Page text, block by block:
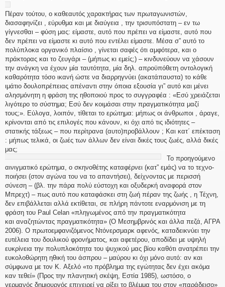
Πέραν τούτου, ο καθεαυτός χαρακτήρας των πρωταγωνιστών,
διασαφηνίζει , εύρυθμα και με διαύγεια , την τρισυπόστατη – εν τω
γίγνεσθαι – φύση μας: είμαστε, αυτό που πρέπει να είμαστε, αυτό που
δεν πρέπει να είμαστε κι αυτό που εντέλει είμαστε. Μέσα σ” αυτό το
πολύπλοκα οργανικό πλαίσιο , γίνεται σαφές ότι αμφότερα, και ο
πράκτορας και το ζευγάρι – (μήπως κι εμείς;) – κινδυνεύουν να χάσουν
την ανάγκη να έχουν μία ταυτότητα, μία δηλ. απροϋπόθετη οντολογική
καθαρότητα τόσο ικανή ώστε να διαρρηγνύει (ακατάπαυστα) το κάθε
ιμάτιο δουλοπρέπειας απέναντι στην όποια εξουσία γι” αυτό και μένει
αλησμόνητη η φράση της ηθοποιού προς το συγγραφέα : «Εσύ χρειάζεται
λιγότερο το σύστημα; Εσύ δεν κοιμάσαι στην πραγματικότητα μαζί
τους;». Εύλογα, λοιπόν, τίθεται το ερώτημα: μήπως οι άνθρωποι , άραγε,
κρίνονται από τις επιλογές που κάνουν, κι όχι από τις ιδιότητες –
στατικής τάξεως – που περίτρανα (αυτο)προβάλλουν ; Και κατ΄ επέκταση
: μήπως τελικά, οι ζωές των άλλων δεν είναι δικές τους ζωές, αλλά δικές
μας;
Το προηγούμενο
αινιγματικό ερώτημα, ο σκηνοθέτης καταφέρνει (κατ” εμάς) να το τεχνο-
ποιήσει (στον αγώνα του να το απαντήσει), δείχνοντας με περισσή
σύνεση – (βλ. την πάρα πολύ εύστοχη και οξυδερκή αναφορά στον
Μπρεχτ) – πως αυτό που καταφάσκει στη ζωή πέραν της ζωής , η Τέχνη,
δεν επιβάλλεται αλλά εκτίθεται, σε πλήρη πάντοτε εναρμόνιση με τη
φράση του Paul Celan «πληγωμένος από την πραγματικότητα
και αναζητώντας πραγματικότητα» (Ο Μεσημβρινός και άλλα πεζά, ΑΓΡΑ
2006). Ο πρωτοεμφανιζόμενος Ντόνερσμαρκ αφενός, καταδεικνύει την
ευτέλεια του δουλικού φρονήματος, και αφετέρου, αποδίδει με υψηλή
ευκρίνεια την πολυπλοκότητα του ψυχικού μας βίου καθότι ανατρέπει την
ευκολοθώρητη ηθική του άσπρου – μαύρου κι όχι μόνο αυτό: αν και
σύμφωνα με τον Κ. Αξελό «το πρόβλημα της εγώτητας δεν έχει ακόμα
καν τεθεί» (Προς την πλανητική σκέψη, Εστία 1985), ωστόσο, ο
γερμανός δημιουργός επιχειρεί να ρίξει το βλέμμα του στον «παράδεισο»